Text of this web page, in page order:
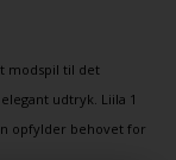
modspil til det
udtryk. Liila 1
opfylder behovet for